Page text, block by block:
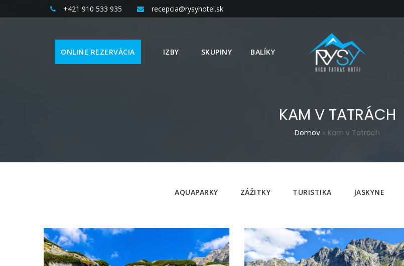
+421 910 533 935 recepcia@rysyhotel.sk
ONLINE REZERVÁCIA IZBY SKUPINY BALÍKY
KAM V TATRÁCH
Domov » Kam v Tatrách
AQUAPARKY ZÁŽITKY TURISTIKA JASKYNE